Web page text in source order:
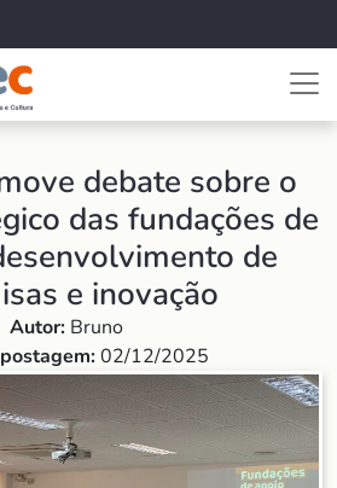
debate sobre o
das fundações de
de
e inovação
Autor: Bruno
02/12/2025